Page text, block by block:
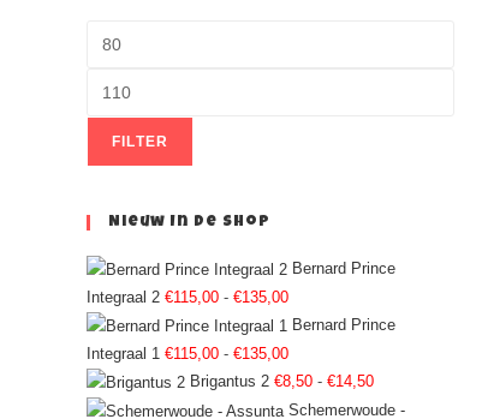
FILTER
Nieuw In De Shop
Bernard Prince
Integraal 2 €115,00 - €135,00
Bernard Prince
Integraal 1 €115,00 - €135,00
Brigantus 2 €8,50 - €14,50
Schemerwoude -